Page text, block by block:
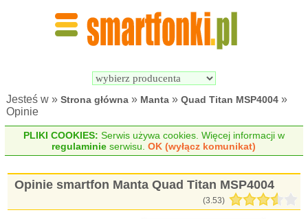
Jesteś w »Strona główna » Manta »Quad Titan MSP4004 »
Opinie
PLIKI COOKIES: Serwis używa cookies. Więcej informacji w
regulaminie serwisu.OK (wyłącz komunikat)
Opinie smartfon Manta Quad Titan MSP4004
(3.53)